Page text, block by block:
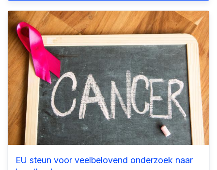
EU steun voor veelbelovend onderzoek naar